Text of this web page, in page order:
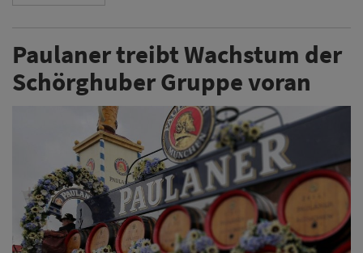
Paulaner treibt Wachstum der
Schörghuber Gruppe voran